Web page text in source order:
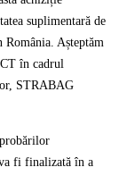
suplimentară de
România. Așteptăm
în cadrul
STRABAG
fi finalizată în a